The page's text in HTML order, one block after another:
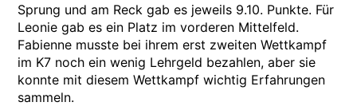
Sprung und am Reck gab es jeweils 9.10. Punkte. Für
Leonie gab es ein Platz im vorderen Mittelfeld.
Fabienne musste bei ihrem erst zweiten Wettkampf
im K7 noch ein wenig Lehrgeld bezahlen, aber sie
konnte mit diesem Wettkampf wichtig Erfahrungen
sammeln.